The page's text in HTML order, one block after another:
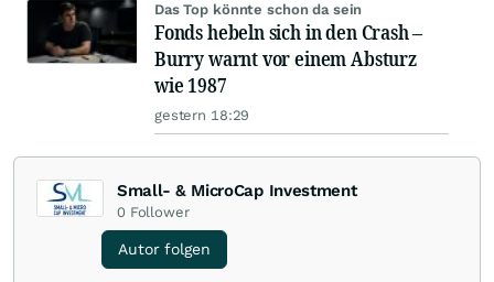
Das Top könnte schon da sein
Fonds hebeln sich in den Crash –
Burry warnt vor einem Absturz
wie 1987
gestern 18:29
Small- & MicroCap Investment
0 Follower
Autor folgen